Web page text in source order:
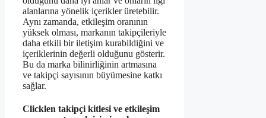
alanlarına yönelik içerikler üretebilir.
Aynı zamanda, etkileşim oranının
yüksek olması, markanın takipçileriyle
daha etkili bir iletişim kurabildiğini ve
içeriklerinin değerli olduğunu gösterir.
Bu da marka bilinirliğinin artmasına
ve takipçi sayısının büyümesine katkı
sağlar.
Clicklen takipçi kitlesi ve etkileşim